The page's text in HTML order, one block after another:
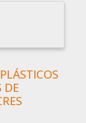
FABRICA
DE